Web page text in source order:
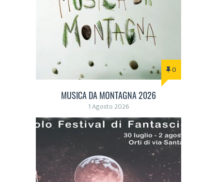
0
MUSICA DA MONTAGNA 2026
1 Agosto 2026